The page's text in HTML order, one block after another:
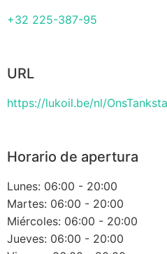
+32 225-387-95
URL
https://lukoil.be/nl/
Horario de apertura
Lunes: 06:00 - 20:00
Martes: 06:00 - 20:00
Miércoles: 06:00 - 20:00
Jueves: 06:00 - 20:00